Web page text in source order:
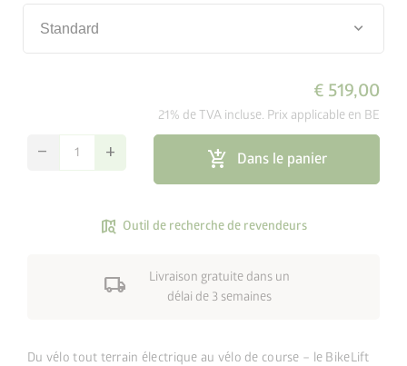
Standard keyboard_arrow_down
€ 519,00
21% de TVA incluse. Prix applicable en BE
remove add add_shopping_cart Dans le panier
map_search Outil de recherche de revendeurs
local_shipping
Livraison gratuite dans un
délai de 3 semaines
Du vélo tout terrain électrique au vélo de course – le BikeLift